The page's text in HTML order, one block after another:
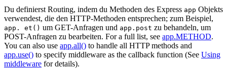
Du definierst Routing, indem du Methoden des Express app Objekts
verwendest, die den HTTP-Methoden entsprechen; zum Beispiel,
app. et() um GET-Anfragen und app.post zu behandeln, um
POST-Anfragen zu bearbeiten. For a full list, see app.METHOD.
You can also use app.all() to handle all HTTP methods and
app.use() to specify middleware as the callback function (See Using
middleware for details).